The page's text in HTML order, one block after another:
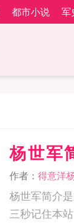
都市小说 军
杨世军
作者： 得意洋
杨世军简介